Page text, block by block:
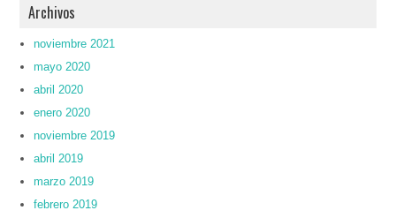
Archivos
noviembre 2021
mayo 2020
abril 2020
enero 2020
noviembre 2019
abril 2019
marzo 2019
febrero 2019